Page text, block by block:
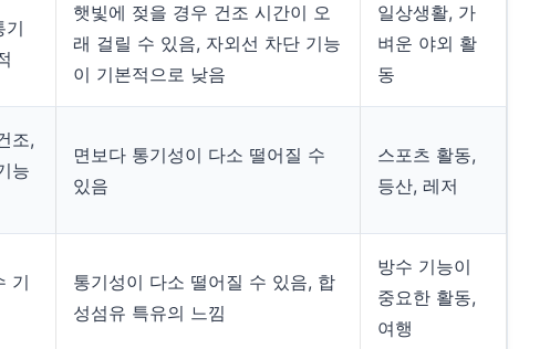
기
햇빛에 젖을 경우 건조 시간이 오
래 걸릴 수 있음, 자외선 차단 기능
이 기본적으로 낮음
일상생활, 가
벼운 야외 활
동
조,
능
면보다 통기성이 다소 떨어질 수
있음
스포츠 활동,
등산, 레저
기
통기성이 다소 떨어질 수 있음, 합
성섬유 특유의 느낌
방수 기능이
중요한 활동,
여행